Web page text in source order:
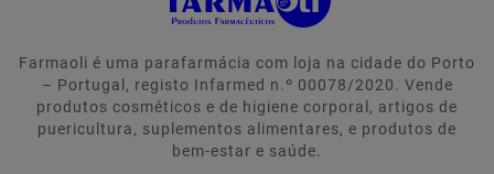
Farmaoli é uma parafarmácia com loja na cidade do Porto
– Portugal, registo Infarmed n.º 00078/2020. Vende
produtos cosméticos e de higiene corporal, artigos de
puericultura, suplementos alimentares, e produtos de
bem-estar e saúde.